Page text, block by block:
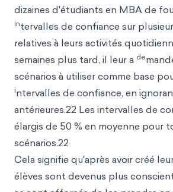
dizaines d'étudiants en MBA de
intervalles de confiance sur
relatives à leurs activités
semaines plus tard, il leur a de
scénarios à utiliser comme base
intervalles de confiance, en
antérieures.22 Les intervalles de
élargis de 50 % en moyenne pour
scénarios.22
Cela signifie qu'après avoir créé
élèves sont devenus plus